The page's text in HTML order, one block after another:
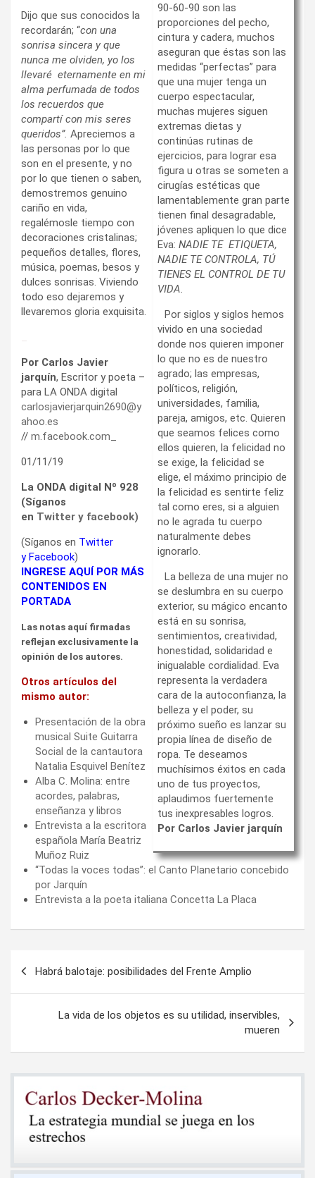
90-60-90 son las
proporciones del pecho,
cintura y cadera, muchos
aseguran que éstas son las
medidas “perfectas” para
que una mujer tenga un
cuerpo espectacular,
muchas mujeres siguen
extremas dietas y
continúas rutinas de
ejercicios, para lograr esa
figura u otras se someten a
cirugías estéticas que
lamentablemente gran parte
tienen final desagradable,
jóvenes apliquen lo que dice
Eva: NADIE TE ETIQUETA,
NADIE TE CONTROLA, TÚ
TIENES EL CONTROL DE TU
VIDA.
Por siglos y siglos hemos
vivido en una sociedad
donde nos quieren imponer
lo que no es de nuestro
agrado; las empresas,
políticos, religión,
universidades, familia,
pareja, amigos, etc. Quieren
que seamos felices como
ellos quieren, la felicidad no
se exige, la felicidad se
elige, el máximo principio de
la felicidad es sentirte feliz
tal como eres, si a alguien
no le agrada tu cuerpo
naturalmente debes
ignorarlo.
La belleza de una mujer no
se deslumbra en su cuerpo
exterior, su mágico encanto
está en su sonrisa,
sentimientos, creatividad,
honestidad, solidaridad e
inigualable cordialidad. Eva
representa la verdadera
cara de la autoconfianza, la
belleza y el poder, su
próximo sueño es lanzar su
propia línea de diseño de
ropa. Te deseamos
muchísimos éxitos en cada
uno de tus proyectos,
aplaudimos fuertemente
tus inexpresables logros.
Por Carlos Javier jarquín
Dijo que sus conocidos la
recordarán; “con una
sonrisa sincera y que
nunca me olviden, yo los
llevaré eternamente en mi
alma perfumada de todos
los recuerdos que
compartí con mis seres
queridos”. Apreciemos a
las personas por lo que
son en el presente, y no
por lo que tienen o saben,
demostremos genuino
cariño en vida,
regalémosle tiempo con
decoraciones cristalinas;
pequeños detalles, flores,
música, poemas, besos y
dulces sonrisas. Viviendo
todo eso dejaremos y
llevaremos gloria exquisita.
Por Carlos Javier
jarquín, Escritor y poeta –
para LA ONDA digital
carlosjavierjarquin2690@y
ahoo.es
// m.facebook.com
01/11/19
La ONDA digital Nº 928
(Síganos
en Twitter y facebook)
(Síganos en Twitter
yFacebook)
INGRESE AQUÍ POR MÁS
CONTENIDOS EN
PORTADA
Las notas aquí firmadas
reflejan exclusivamente la
opinión de los autores.
Otros artículos del
mismo autor:
Presentación de la obra
musical Suite Guitarra
Social de la cantautora
Natalia Esquivel Benítez
Alba C. Molina: entre
acordes, palabras,
enseñanza y libros
Entrevista a la escritora
española María Beatriz
Muñoz Ruiz
“Todas la voces todas”: el Canto Planetario concebido
por Jarquín
Entrevista a la poeta italiana Concetta La Placa
entradas
Habrá balotaje: posibilidades del Frente Amplio
La vida de los objetos es su utilidad, inservibles,
mueren